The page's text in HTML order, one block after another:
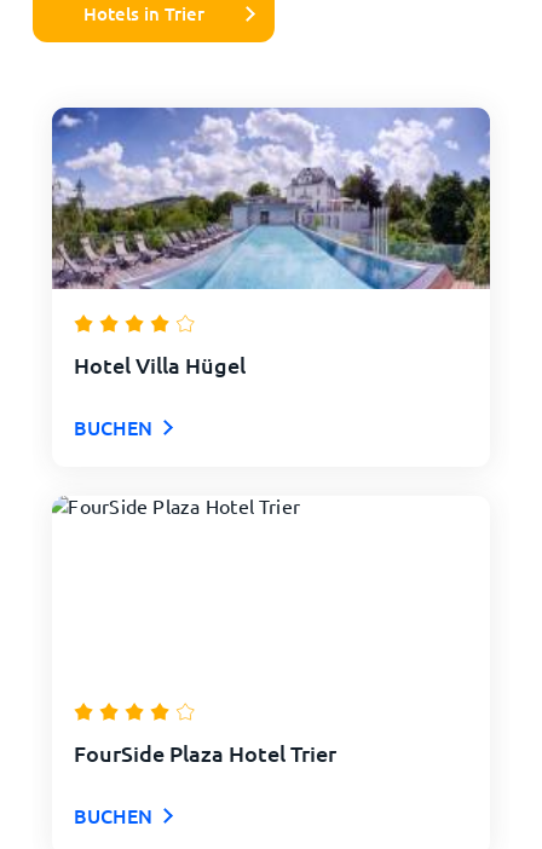
Hotels in Trier
Hotel Villa Hügel
BUCHEN
FourSide Plaza Hotel Trier
BUCHEN